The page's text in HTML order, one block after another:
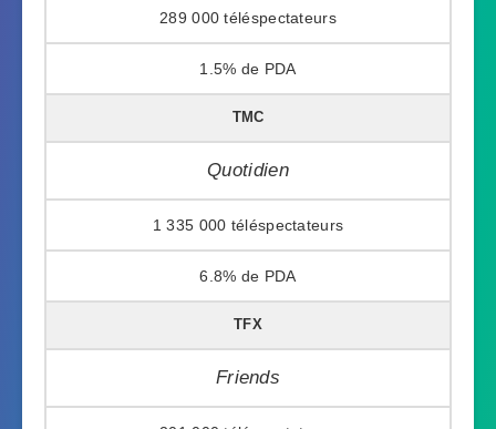
289 000
1.5%
TMC
Quotidien
1 335 000
6.8%
TFX
Friends